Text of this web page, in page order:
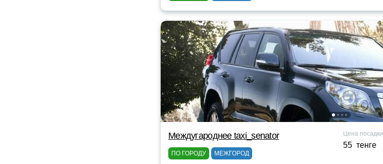
Междугароднее taxi_senator
ПО ГОРОДУ МЕЖГОРОД
Цена посадки
55 тенге